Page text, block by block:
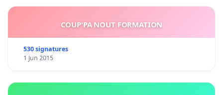
COUP'PA NOUT FORMATION
530 signatures
1 Jun 2015